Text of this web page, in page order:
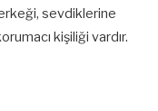
erkeği, sevdiklerine
kişiliği vardır.